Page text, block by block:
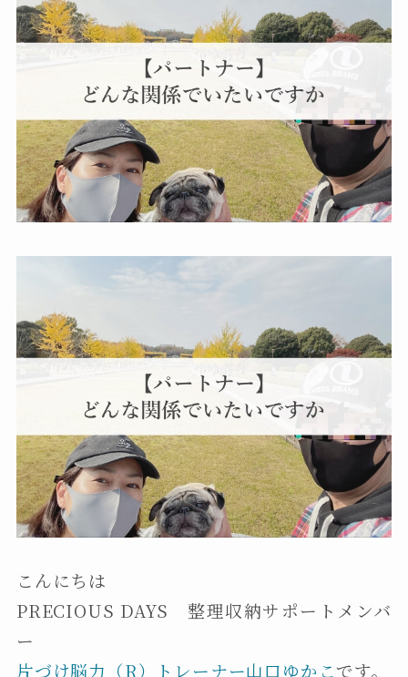
こんにちは
PRECIOUS DAYS 整理収納サポートメンバ
ー
片づけ脳力（R）トレーナー山口ゆかこです。